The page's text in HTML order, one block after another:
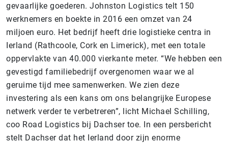
gevaarlijke goederen. Johnston Logistics telt 150
werknemers en boekte in 2016 een omzet van 24
miljoen euro. Het bedrijf heeft drie logistieke centra in
Ierland (Rathcoole, Cork en Limerick), met een totale
oppervlakte van 40.000 vierkante meter. “We hebben een
gevestigd familiebedrijf overgenomen waar we al
geruime tijd mee samenwerken. We zien deze
investering als een kans om ons belangrijke Europese
netwerk verder te verbetreren”, licht Michael Schilling,
coo Road Logistics bij Dachser toe. In een persbericht
stelt Dachser dat het Ierland door zijn enorme